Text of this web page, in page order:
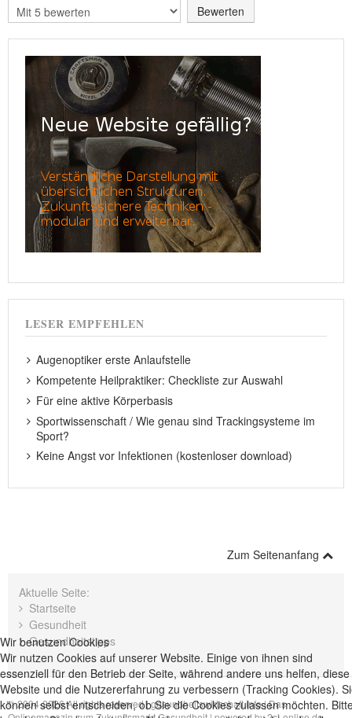
Bitte
bewerten
LESER EMPFEHLEN
Augenoptiker erste Anlaufstelle
Kompetente Heilpraktiker: Checkliste zur Auswahl
Für eine aktive Körperbasis
Sportwissenschaft / Wie genau sind Trackingsysteme im
Sport?
Keine Angst vor Infektionen (kostenloser download)
Zum Seitenanfang
Aktuelle Seite:
Startseite
Gesundheit
Gesundheitstipps
© 2004-2026 All rights reserved |gesundheitswirtschaft.info | Das
Wir benutzen Cookies
Wir nutzen Cookies auf unserer Website. Einige von ihnen sind
essenziell für den Betrieb der Seite, während andere uns helfen, diese
Website und die Nutzererfahrung zu verbessern (Tracking Cookies).
können selbst entscheiden, ob Sie die Cookies zulassen möchten.